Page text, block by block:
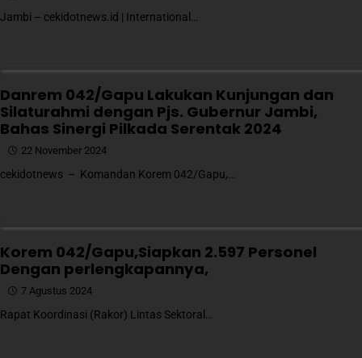
Jambi – cekidotnews.id | International…
Danrem 042/Gapu Lakukan Kunjungan dan
Silaturahmi dengan Pjs. Gubernur Jambi,
Bahas Sinergi Pilkada Serentak 2024
22 November 2024
cekidotnews – Komandan Korem 042/Gapu,…
Korem 042/Gapu,Siapkan 2.597 Personel
Dengan perlengkapannya,
7 Agustus 2024
Rapat Koordinasi (Rakor) Lintas Sektoral…